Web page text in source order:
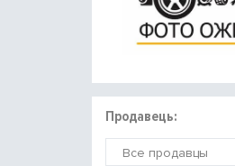
Продавець: